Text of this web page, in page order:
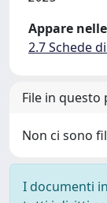
Appare
2.7 Schede
File in
Non ci sono
I documenti